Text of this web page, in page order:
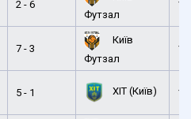
2 - 6
Футзал
7 - 3
Київ
Футзал
5 - 1
ХІТ (Київ)